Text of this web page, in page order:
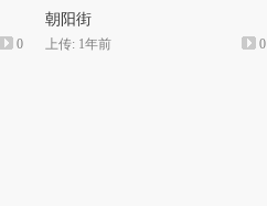
0
朝阳街
上传: 1年前 0